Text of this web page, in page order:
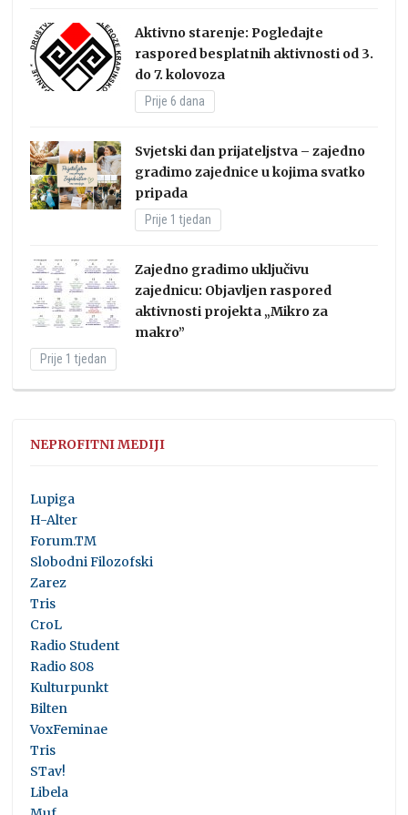
Aktivno starenje: Pogledajte
raspored besplatnih aktivnosti od 3.
do 7. kolovoza
Prije 6 dana
Svjetski dan prijateljstva – zajedno
gradimo zajednice u kojima svatko
pripada
Prije 1 tjedan
Zajedno gradimo uključivu
zajednicu: Objavljen raspored
aktivnosti projekta „Mikro za
makro”
Prije 1 tjedan
NEPROFITNI MEDIJI
Lupiga
H-Alter
Forum.TM
Slobodni Filozofski
Zarez
Tris
CroL
Radio Student
Radio 808
Kulturpunkt
Bilten
VoxFeminae
Tris
STav!
Libela